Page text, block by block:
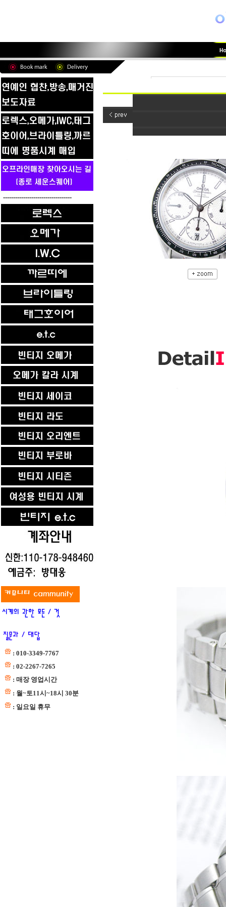
----------------------------------
: 010-3349-7767
: 02-2267-7265
: 매장 영업시간
: 월~토11시~18시 30분
: 일요일 휴무